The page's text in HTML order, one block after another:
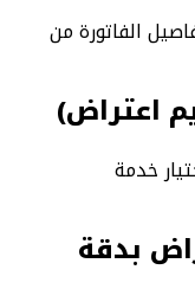
الفاتورة من
اعتراض)
خدمة
بدقة